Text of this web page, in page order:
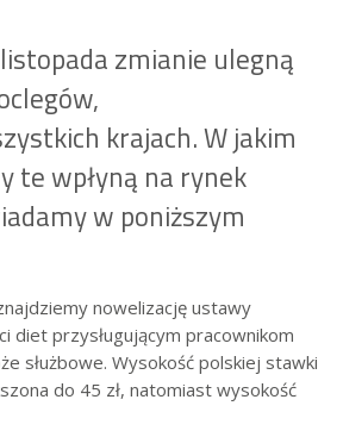
zmianie ulegną
krajach. W jakim
te wpłyną na rynek
w poniższym
nowelizację ustawy
diet przysługującym pracownikom
służbowe. Wysokość polskiej stawki
do 45 zł, natomiast wysokość